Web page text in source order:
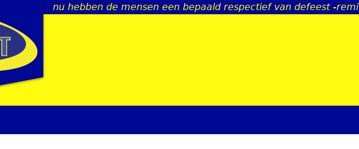
Jump to navigation
nu hebben de mensen een bepaald respectief van defeest -remi